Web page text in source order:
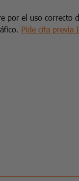
por el uso
Pide cita previa